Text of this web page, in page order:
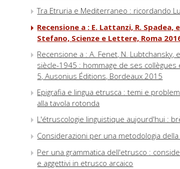
Tra Etruria e Mediterraneo : ricordando
Recensione a : E. Lattanzi, R.
Stefano, Scienze e Lettere, Roma
Recensione a : A. Fenet, N.
siècle-1945 : hommage de ses collègues
5, Ausonius Éditions, Bordeaux 2015
Epigrafia e lingua etrusca : temi e
alla tavola rotonda
L'étruscologie linguistique aujourd'hui :
Considerazioni per una metodologia
Per una grammatica dell'etrusco :
e aggettivi in etrusco arcaico